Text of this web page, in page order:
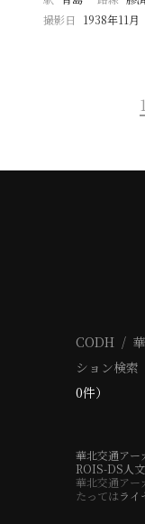
撮影日
1938年11月
1
CODH
ション検索
0件）
華北交通アー
ROIS-DS人
華北交通アー
たってはライ